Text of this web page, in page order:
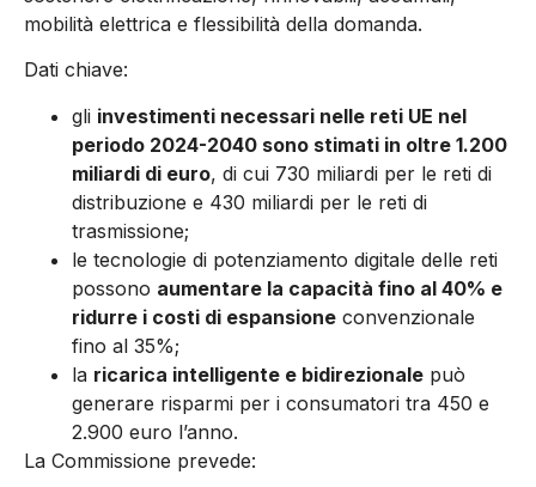
mobilità elettrica e flessibilità della domanda.
Dati chiave:
gli investimenti necessari nelle reti UE nel
periodo 2024-2040 sono stimati in oltre 1.200
miliardi di euro, di cui 730 miliardi per le reti di
distribuzione e 430 miliardi per le reti di
trasmissione;
le tecnologie di potenziamento digitale delle reti
possono aumentare la capacità fino al 40% e
ridurre i costi di espansione convenzionale
fino al 35%;
la ricarica intelligente e bidirezionale può
generare risparmi per i consumatori tra 450 e
2.900 euro l’anno.
La Commissione prevede: